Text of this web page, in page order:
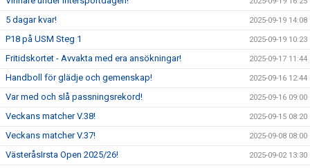
5 dagar kvar! 2025-09-19 14:08
P18 på USM Steg 1 2025-09-19 10:23
Fritidskortet - Avvakta med era ansökningar! 2025-09-17 11:44
Handboll för glädje och gemenskap! 2025-09-16 12:44
Var med och slå passningsrekord! 2025-09-16 09:00
Veckans matcher V.38! 2025-09-15 08:20
Veckans matcher V.37! 2025-09-08 08:00
VästeråsIrsta Open 2025/26! 2025-09-02 13:30